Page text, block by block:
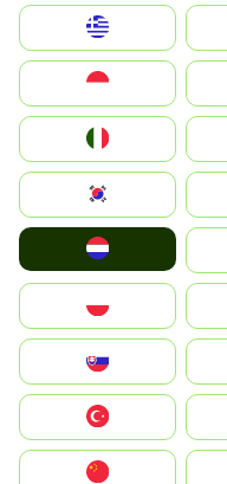
Magyarország
South Korea
United States
中國香港特別行政區